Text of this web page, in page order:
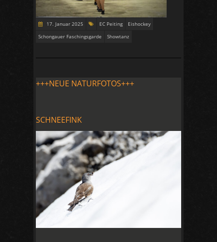
17. Januar 2025 EC Peiting
Eishockey
Schongauer Faschingsgarde
Showtanz
+++NEUE NATURFOTOS+++
SCHNEEFINK